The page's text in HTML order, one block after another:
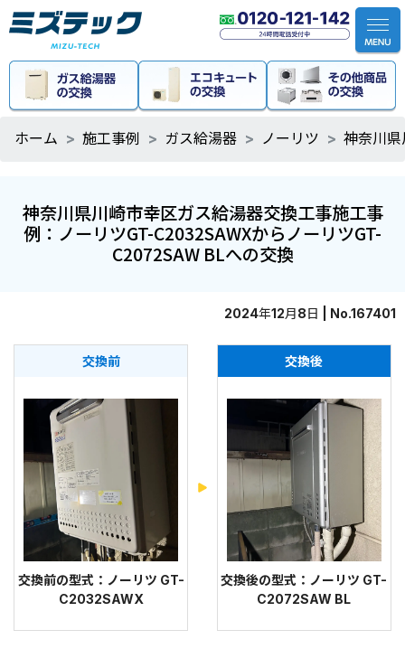
ホーム 施工事例 ガス給湯器 ノーリツ 神奈川
神奈川県川崎市幸区ガス給湯器交換工事施工事
例：ノーリツGT-C2032SAWXからノーリツGT-
C2072SAW BLへの交換
2024年12月8日 | No.167401
交換前
交換前の型式：ノーリツ GT-
C2032SAWX
交換後
交換後の型式：ノーリツ GT-
C2072SAW BL